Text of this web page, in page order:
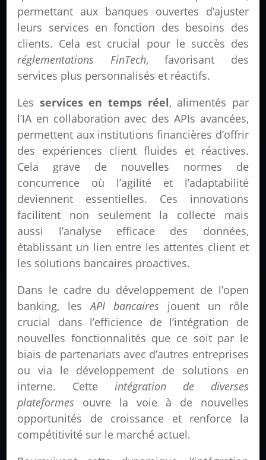
permettant aux banques ouvertes d’ajuster
leurs services en fonction des besoins des
clients. Cela est crucial pour le succès des
réglementations FinTech, favorisant des
services plus personnalisés et réactifs.
Les services en temps réel, alimentés par
l’IA en collaboration avec des APIs avancées,
permettent aux institutions financières d’offrir
des expériences client fluides et réactives.
Cela grave de nouvelles normes de
concurrence où l’agilité et l’adaptabilité
deviennent essentielles. Ces innovations
facilitent non seulement la collecte mais
aussi l’analyse efficace des données,
établissant un lien entre les attentes client et
les solutions bancaires proactives.
Dans le cadre du développement de l’open
banking, lesAPI bancaires jouent un rôle
crucial dans l’efficience de l’intégration de
nouvelles fonctionnalités que ce soit par le
biais de partenariats avec d’autres entreprises
ou via le développement de solutions en
interne. Cette intégration de diverses
plateformes ouvre la voie à de nouvelles
opportunités de croissance et renforce la
compétitivité sur le marché actuel.